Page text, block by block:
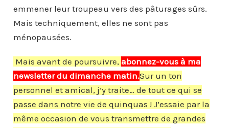
emmener leur troupeau vers des pâturages sûrs.
Mais techniquement, elles ne sont pas
ménopausées.
Mais avant de poursuivre, abonnez-vous à ma
newsletter du dimanche matin.Sur un ton
personnel et amical, j’y traite… de tout ce qui se
passe dans notre vie de quinquas ! J’essaie par la
même occasion de vous transmettre de grandes